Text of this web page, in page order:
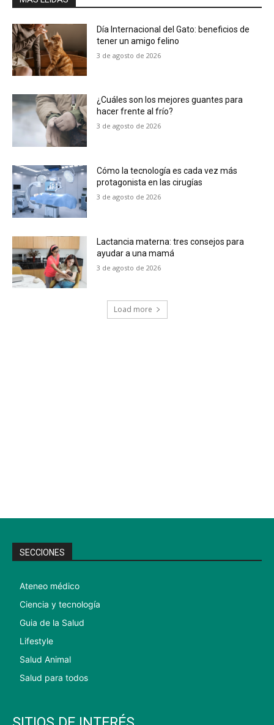
Día Internacional del Gato: beneficios de
tener un amigo felino
3 de agosto de 2026
¿Cuáles son los mejores guantes para
hacer frente al frío?
3 de agosto de 2026
Cómo la tecnología es cada vez más
protagonista en las cirugías
3 de agosto de 2026
Lactancia materna: tres consejos para
ayudar a una mamá
3 de agosto de 2026
Load more
SECCIONES
Ateneo médico
Ciencia y tecnología
Guia de la Salud
Lifestyle
Salud Animal
Salud para todos